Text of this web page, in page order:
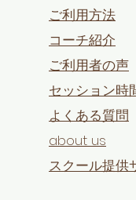
ご利用方法
コーチ紹介
ご利用者の声
セッション時
よくある質問
​about us
スクール提供